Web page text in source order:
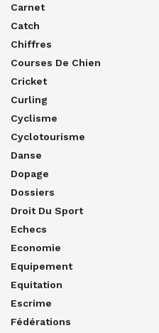
Carnet
Catch
Chiffres
Courses De Chien
Cricket
Curling
Cyclisme
Cyclotourisme
Danse
Dopage
Dossiers
Droit Du Sport
Echecs
Economie
Equipement
Equitation
Escrime
Fédérations